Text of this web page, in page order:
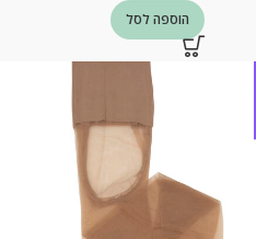
הוספה לסל